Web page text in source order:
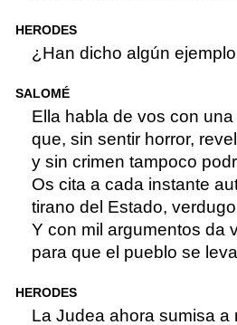
HERODES
¿Han dicho algún
SALOMÉ
Ella habla de vos con
que, sin sentir horror,
y sin crimen tampoco
Os cita a cada instante
tirano del Estado,
Y con mil argumentos da
para que el pueblo se
HERODES
La Judea ahora sumisa a